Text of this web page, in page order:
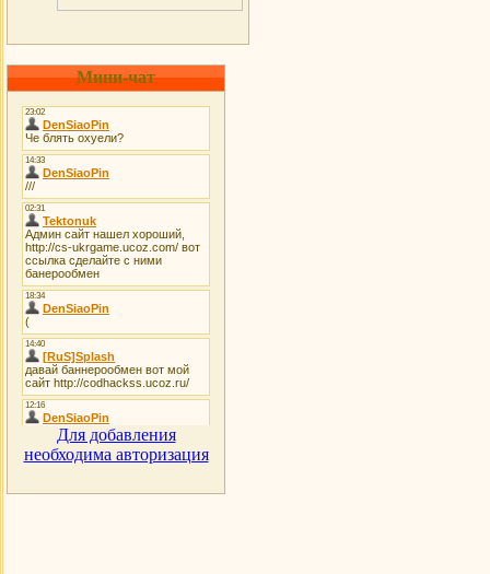
Мини-чат
Для добавления
необходима авторизация